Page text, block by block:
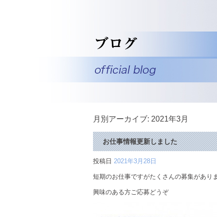
月別アーカイブ: 2021年3月
お仕事情報更新しました
投稿日 2021年3月28日
短期のお仕事ですがたくさんの募集があり
興味のある方ご応募どうぞ